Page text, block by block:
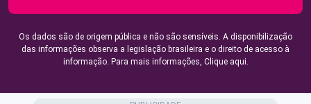
Os dados são de origem pública e não são sensíveis. A disponibilização
das informações observa a legislação brasileira e o direito de acesso à
informação. Para mais informações, Clique aqui.